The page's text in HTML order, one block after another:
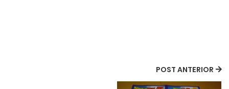
POST ANTERIOR